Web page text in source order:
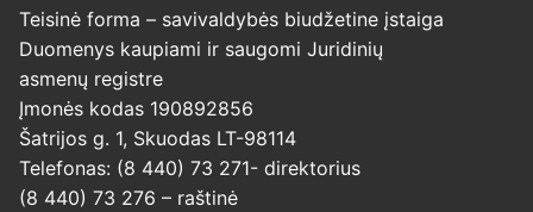
Teisinė forma – savivaldybės biudžetine įstaiga
Duomenys kaupiami ir saugomi Juridinių
asmenų registre
Įmonės kodas 190892856
Šatrijos g. 1, Skuodas LT-98114
Telefonas: (8 440) 73 271- direktorius
(8 440) 73 276 – raštinė